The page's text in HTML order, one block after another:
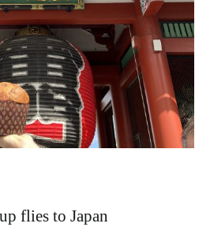
flies to Japan